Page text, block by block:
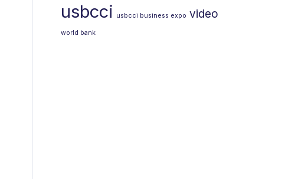
usbcci usbcci business expo video
world bank